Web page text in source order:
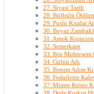
27. Siyasi Tarih
28. Bülbülü
29. Puslu Kıtalar
30. Beyaz
31. Amok
32. Semerkant
33. Bin Muhteşem
34. Gülün Adı
35. Benim Adım
36. Fedailerin
37. Monte Kristo